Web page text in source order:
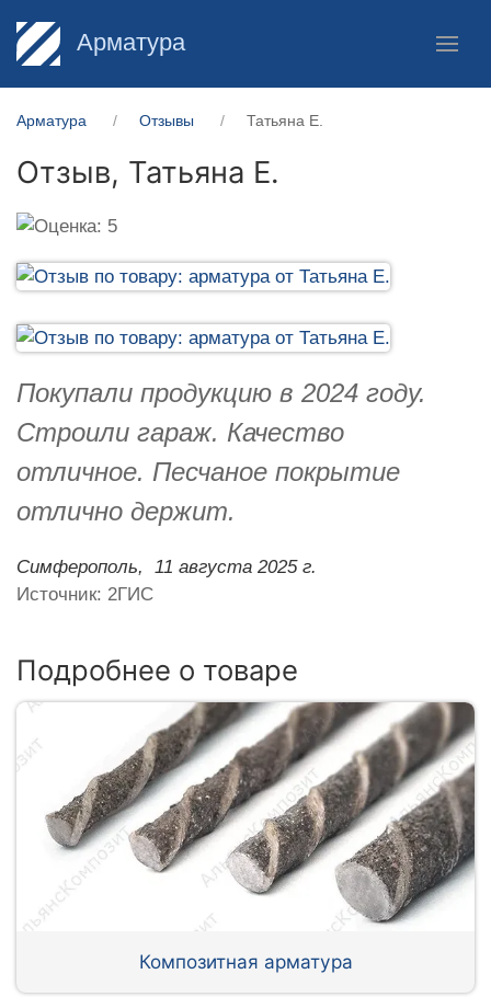
Арматура
Арматура Отзывы Татьяна Е.
Отзыв, Татьяна Е.
Покупали продукцию в 2024 году.
Строили гараж. Качество
отличное. Песчаное покрытие
отлично держит.
Симферополь,
11 августа 2025 г.
Источник: 2ГИС
Подробнее о товаре
Композитная арматура